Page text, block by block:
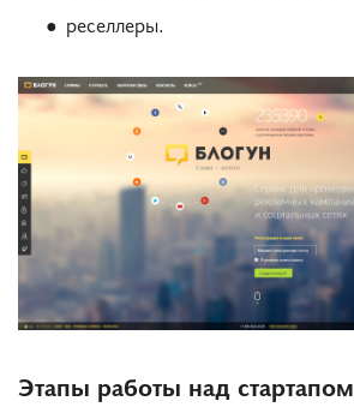
реселлеры.
Этапы работы над стартапом